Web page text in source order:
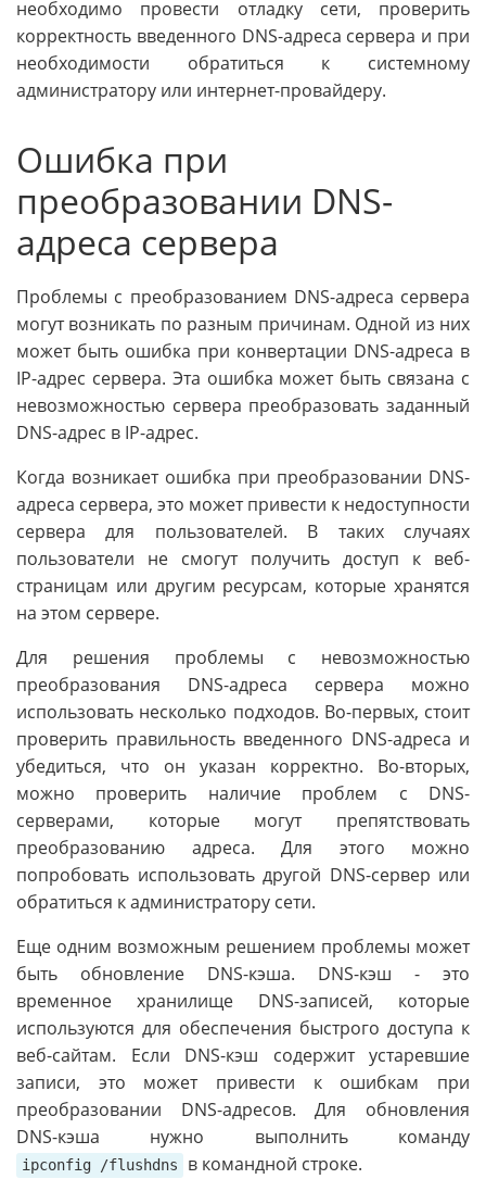
необходимо провести отладку сети, проверить
корректность введенного DNS-адреса сервера и при
необходимости обратиться к системному
администратору или интернет-провайдеру.
Ошибка при
преобразовании DNS-
адреса сервера
Проблемы с преобразованием DNS-адреса сервера
могут возникать по разным причинам. Одной из них
может быть ошибка при конвертации DNS-адреса в
IP-адрес сервера. Эта ошибка может быть связана с
невозможностью сервера преобразовать заданный
DNS-адрес в IP-адрес.
Когда возникает ошибка при преобразовании DNS-
адреса сервера, это может привести к недоступности
сервера для пользователей. В таких случаях
пользователи не смогут получить доступ к веб-
страницам или другим ресурсам, которые хранятся
на этом сервере.
Для решения проблемы с невозможностью
преобразования DNS-адреса сервера можно
использовать несколько подходов. Во-первых, стоит
проверить правильность введенного DNS-адреса и
убедиться, что он указан корректно. Во-вторых,
можно проверить наличие проблем с DNS-
серверами, которые могут препятствовать
преобразованию адреса. Для этого можно
попробовать использовать другой DNS-сервер или
обратиться к администратору сети.
Еще одним возможным решением проблемы может
быть обновление DNS-кэша. DNS-кэш - это
временное хранилище DNS-записей, которые
используются для обеспечения быстрого доступа к
веб-сайтам. Если DNS-кэш содержит устаревшие
записи, это может привести к ошибкам при
преобразовании DNS-адресов. Для обновления
DNS-кэша нужно выполнить команду
ipconfig /flushdns в командной строке.